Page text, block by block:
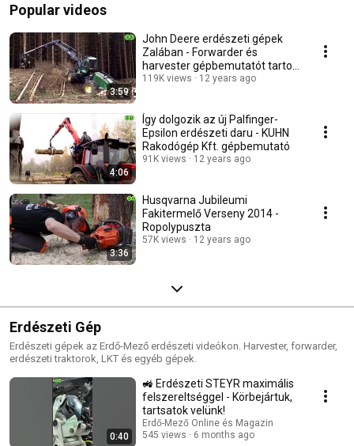
Popular videos
3:59
John Deere erdészeti gépek
Zalában - Forwarder és
harvester gépbemutatót tartott
az Öforst
119K views 12 years ago
4:06
Így dolgozik az új Palfinger-
Epsilon erdészeti daru - KUHN
Rakodógép Kft. gépbemutató
91K views 12 years ago
3:36
Husqvarna Jubileumi
Fakitermelő Verseny 2014 -
Ropolypuszta
57K views 12 years ago
Erdészeti Gép
Erdészeti gépek az Erdő-Mező erdészeti videókon. Harvester, forwarder,
erdészeti traktorok, LKT és egyéb gépek.
0:40
🚜 Erdészeti STEYR maximális
felszereltséggel - Körbejártuk,
tartsatok velünk!
Erdő-Mező Online és Magazin
545 views
6 months ago